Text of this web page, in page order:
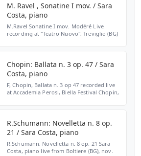
M. Ravel , Sonatine I mov. / Sara
Costa, piano
M.Ravel Sonatine I mov. Modéré Live
recording at "Teatro Nuovo", Treviglio (BG)
Chopin: Ballata n. 3 op. 47 / Sara
Costa, piano
F, Chopin, Ballata n. 3 op 47 recorded live
at Accademia Perosi, Biella Festival Chopin,
R.Schumann: Novelletta n. 8 op.
21 / Sara Costa, piano
R.Schumann, Novelletta n. 8 op. 21 Sara
Costa, piano live from Boltiere (BG), nov.